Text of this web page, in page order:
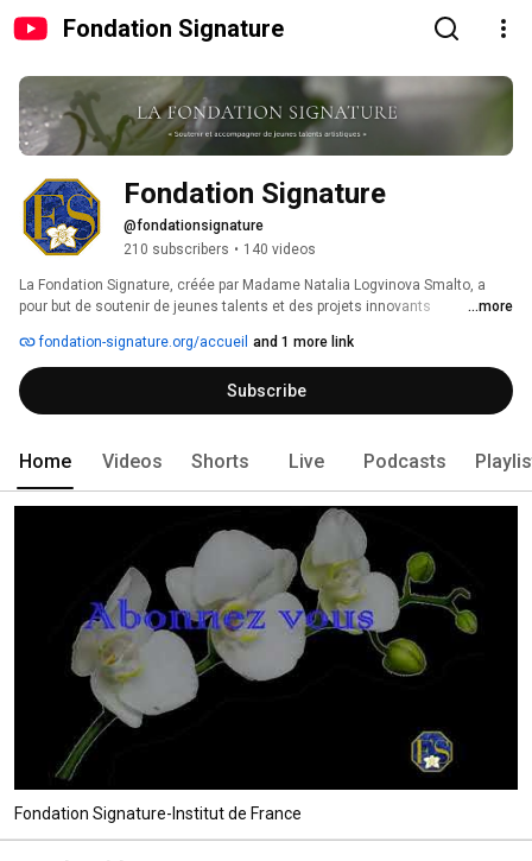
Fondation Signature
Fondation Signature
@fondationsignature
210 subscribers • 140 videos
La Fondation Signature, créée par Madame Natalia Logvinova Smalto, a
pour but de soutenir de jeunes talents et des projets innovants
...more
fondation-signature.org/accueil and 1 more link
Subscribe
Home Videos Shorts Live Podcasts
Fondation Signature-Institut de France